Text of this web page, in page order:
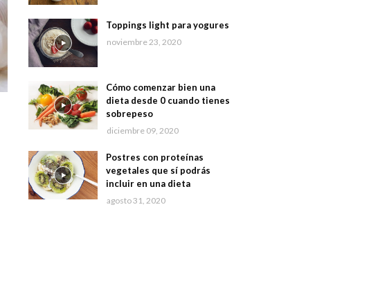
Toppings light para yogures
noviembre 23, 2020
Cómo comenzar bien una
dieta desde 0 cuando tienes
sobrepeso
diciembre 09, 2020
Postres con proteínas
vegetales que sí podrás
incluir en una dieta
agosto 31, 2020